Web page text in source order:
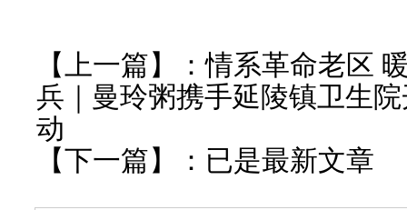
【上一篇】：情系革命老区
兵｜曼玲粥携手延陵镇卫生
动
【下一篇】：已是最新文章